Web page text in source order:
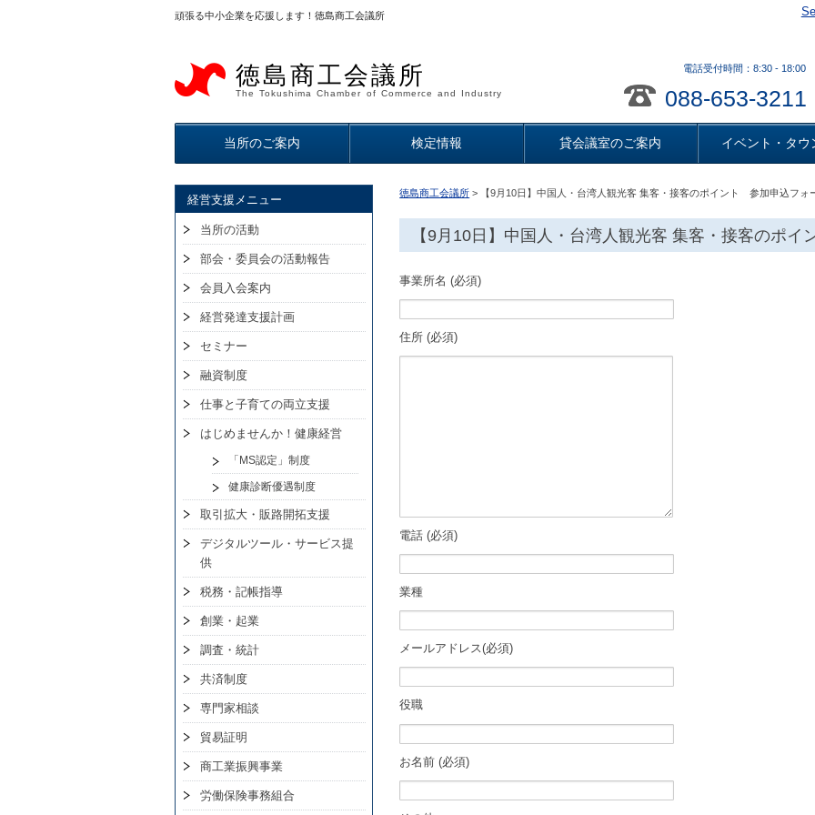
頑張る中小企業を応援します！徳島商工会議所
徳島商工会議所
The Tokushima Chamber of Commerce and Industry
電話受付時間：8:30 - 18:00
088-653-3211
当所のご案内 検定情報 貸会議室のご案内 イベント・タウ
徳島商工会議所 > 【9月10日】中国人・台湾人観光客 集客・接客のポイント 参加申込フォ
【9月10日】中国人・台湾人観光客 集客・接客のポ
事業所名 (必須)
住所 (必須)
電話 (必須)
業種
メールアドレス(必須)
役職
お名前 (必須)
経営支援メニュー
当所の活動
部会・委員会の活動報告
会員入会案内
経営発達支援計画
セミナー
融資制度
仕事と子育ての両立支援
はじめませんか！健康経営
「MS認定」制度
健康診断優遇制度
取引拡大・販路開拓支援
デジタルツール・サービス提
供
税務・記帳指導
創業・起業
調査・統計
共済制度
専門家相談
貿易証明
商工業振興事業
労働保険事務組合